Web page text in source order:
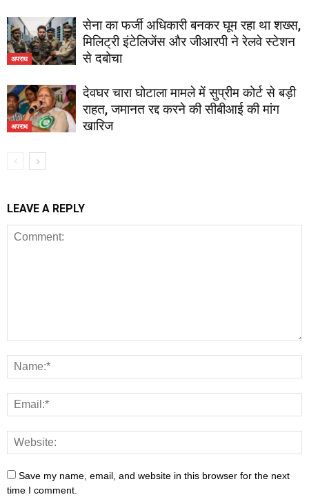
अपराध
सेना का फर्जी अधिकारी बनकर घूम रहा था शख्स,
मिलिट्री इंटेलिजेंस और जीआरपी ने रेलवे स्टेशन
से दबोचा
अपराध
देवघर चारा घोटाला मामले में सुप्रीम कोर्ट से बड़ी
राहत, जमानत रद्द करने की सीबीआई की मांग
खारिज
LEAVE A REPLY
Save my name, email, and website in this browser for the next
time I comment.